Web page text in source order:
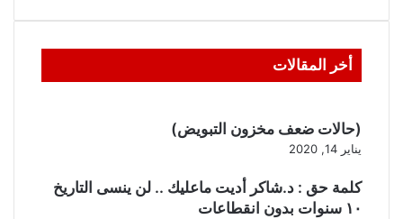
أخر المقالات
(حالات ضعف مخزون التبويض)
يناير 14, 2020
كلمة حق : د.شاكر أديت ماعليك .. لن ينسى التاريخ
١٠ سنوات بدون انقطاعات